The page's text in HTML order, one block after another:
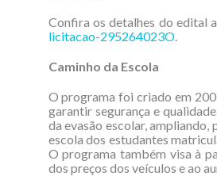
Confira os detalhes do edital
licitacao-295264023O.
Caminho da Escola
O programa foi criado em
garantir segurança e
da evasão escolar,
escola dos estudantes
O programa também visa à
dos preços dos veículos e ao